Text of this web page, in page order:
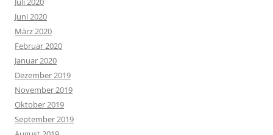
Juni 2020
März 2020
Februar 2020
Januar 2020
Dezember 2019
November 2019
Oktober 2019
September 2019